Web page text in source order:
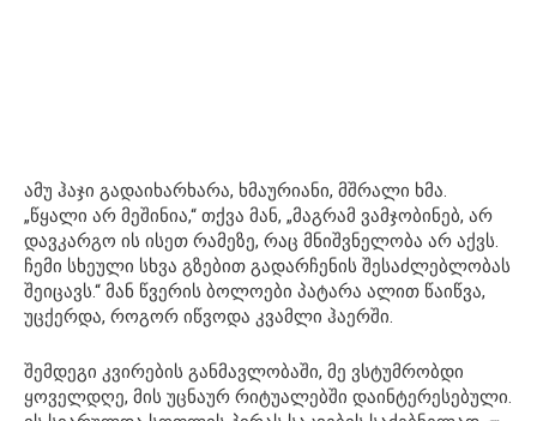
ამუ ჰაჯი გადაიხარხარა, ხმაურიანი, მშრალი ხმა.
„წყალი არ მეშინია,“ თქვა მან, „მაგრამ ვამჯობინებ, არ
დავკარგო ის ისეთ რამეზე, რაც მნიშვნელობა არ აქვს.
ჩემი სხეული სხვა გზებით გადარჩენის შესაძლებლობას
შეიცავს.“ მან წვერის ბოლოები პატარა ალით წაიწვა,
უცქერდა, როგორ იწვოდა კვამლი ჰაერში.
შემდეგი კვირების განმავლობაში, მე ვსტუმრობდი
ყოველდღე, მის უცნაურ რიტუალებში დაინტერესებული.